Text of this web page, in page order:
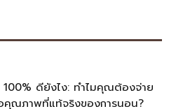
ดียังไง: ทำไมคุณต้องจ่าย
คุณภาพที่แท้จริงของการนอน?